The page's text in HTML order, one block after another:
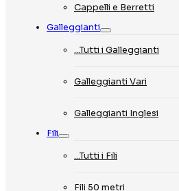
Cappelli e Berretti
Galleggianti
…Tutti i Galleggianti
Galleggianti Vari
Galleggianti Inglesi
Fili
…Tutti i Fili
Fili 50 metri